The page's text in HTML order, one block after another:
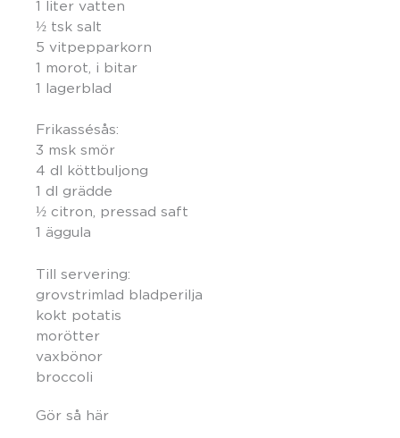
1 liter vatten
½ tsk salt
5 vitpepparkorn
1 morot, i bitar
1 lagerblad
Frikassésås:
3 msk smör
4 dl köttbuljong
1 dl grädde
½ citron, pressad saft
1 äggula
Till servering:
grovstrimlad bladperilja
kokt potatis
morötter
vaxbönor
broccoli
Gör så här